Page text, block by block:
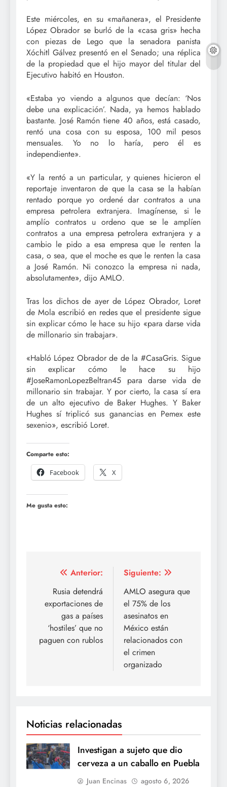
Este miércoles, en su «mañanera», el Presidente
López Obrador se burló de la «casa gris» hecha
con piezas de Lego que la senadora panista
Xóchitl Gálvez presentó en el Senado; una réplica
de la propiedad que el hijo mayor del titular del
Ejecutivo habitó en Houston.
«Estaba yo viendo a algunos que decían: ‘Nos
debe una explicación’. Nada, ya hemos hablado
bastante. José Ramón tiene 40 años, está casado,
rentó una cosa con su esposa, 100 mil pesos
mensuales. Yo no lo haría, pero él es
independiente».
«Y la rentó a un particular, y quienes hicieron el
reportaje inventaron de que la casa se la habían
rentado porque yo ordené dar contratos a una
empresa petrolera extranjera. Imagínense, si le
amplío contratos u ordeno que se le amplíen
contratos a una empresa petrolera extranjera y a
cambio le pido a esa empresa que le renten la
casa, o sea, que el moche es que le renten la casa
a José Ramón. Ni conozco la empresa ni nada,
absolutamente», dijo AMLO.
Tras los dichos de ayer de López Obrador, Loret
de Mola escribió en redes que el presidente sigue
sin explicar cómo le hace su hijo «para darse vida
de millonario sin trabajar».
«Habló López Obrador de de la #CasaGris. Sigue
sin explicar cómo le hace su hijo
#JoseRamonLopezBeltran45 para darse vida de
millonario sin trabajar. Y por cierto, la casa sí era
de un alto ejecutivo de Baker Hughes. Y Baker
Hughes sí triplicó sus ganancias en Pemex este
sexenio», escribió Loret.
Comparte esto:
Facebook
X
Me gusta esto:
Navegación
entradas
Anterior:
Rusia detendrá
exportaciones de
gas a países
‘hostiles’ que no
paguen con rublos
Siguiente:
AMLO asegura que
el 75% de los
asesinatos en
México están
relacionados con
el crimen
organizado
Noticias relacionadas
Investigan a sujeto que dio
cerveza a un caballo en Puebla
Juan Encinas agosto 6, 2026